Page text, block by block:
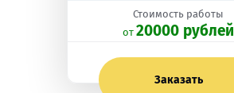
Стоимость работы
oт 20000 рублей
Заказать